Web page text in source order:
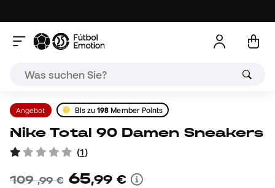
Angebot Bis zu198 Member Points
Nike Total 90 Damen Sneakers
(1)
109,99 € 65,99 €